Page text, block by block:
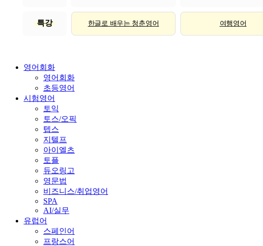
특강 한글로 배우는 청춘영어 여행영어
영어회화
영어회화
초등영어
시험영어
토익
토스/오픽
텝스
지텔프
아이엘츠
토플
듀오링고
영문법
비즈니스/취업영어
SPA
AI/실무
유럽어
스페인어
프랑스어